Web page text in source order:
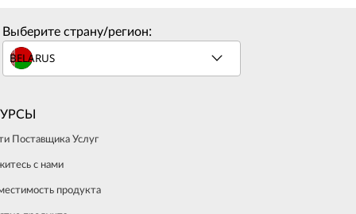
Выберите страну/регион:
Поставщика Услуг
с нами
продукта